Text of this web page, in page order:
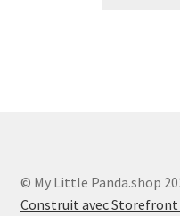
© My Little Panda.shop
Construit avec Storefront